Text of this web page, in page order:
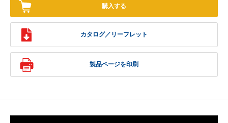
購入する
カタログ／リーフレット
製品ページを印刷